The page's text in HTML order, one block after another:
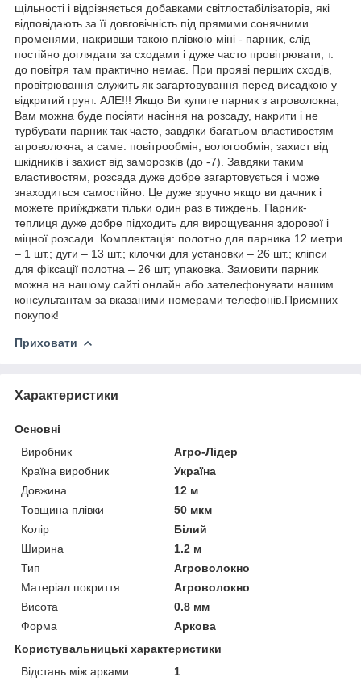
щільності і відрізняється добавками світлостабілізаторів, які
відповідають за її довговічність під прямими сонячними
променями, накривши такою плівкою міні - парник, слід
постійно доглядати за сходами і дуже часто провітрювати, т.
до повітря там практично немає. При прояві перших сходів,
провітрювання служить як загартовування перед висадкою у
відкритий грунт. АЛЕ!!! Якщо Ви купите парник з агроволокна,
Вам можна буде посіяти насіння на розсаду, накрити і не
турбувати парник так часто, завдяки багатьом властивостям
агроволокна, а саме: повітрообмін, вологообмін, захист від
шкідників і захист від заморозків (до -7). Завдяки таким
властивостям, розсада дуже добре загартовується і може
знаходиться самостійно. Це дуже зручно якщо ви дачник і
можете приїжджати тільки один раз в тиждень. Парник-
теплиця дуже добре підходить для вирощування здорової і
міцної розсади. Комплектація: полотно для парника 12 метри
– 1 шт.; дуги – 13 шт.; кілочки для установки – 26 шт.; кліпси
для фіксації полотна – 26 шт; упаковка. Замовити парник
можна на нашому сайті онлайн або зателефонувати нашим
консультантам за вказаними номерами телефонів.Приємних
покупок!
Приховати
Характеристики
Основні
Виробник
Агро-Лідер
Країна виробник
Україна
Довжина
12 м
Товщина плівки
50 мкм
Колір
Білий
Ширина
1.2 м
Тип
Агроволокно
Матеріал покриття
Агроволокно
Висота
0.8 мм
Форма
Аркова
Користувальницькі характеристики
Відстань між арками
1